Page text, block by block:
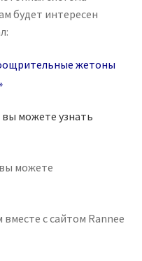
будет интересен
жетоны
вы можете узнать
вы можете
с сайтом Rannee